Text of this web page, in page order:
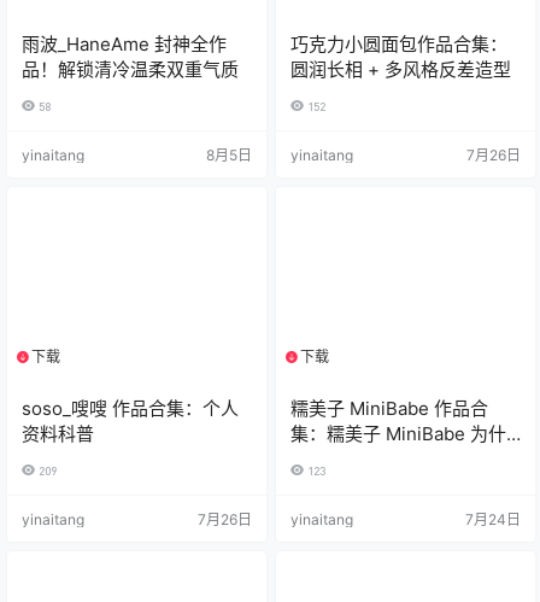
雨波_HaneAme 封神全作
品！解锁清冷温柔双重气质
58
yinaitang 8月5日
巧克力小圆面包作品合集：
圆润长相 + 多风格反差造型
152
yinaitang 7月26日
下载
soso_嗖嗖 作品合集：个人
资料科普
209
yinaitang 7月26日
下载
糯美子 MiniBabe 作品合
集：糯美子 MiniBabe 为什
123
yinaitang 7月24日